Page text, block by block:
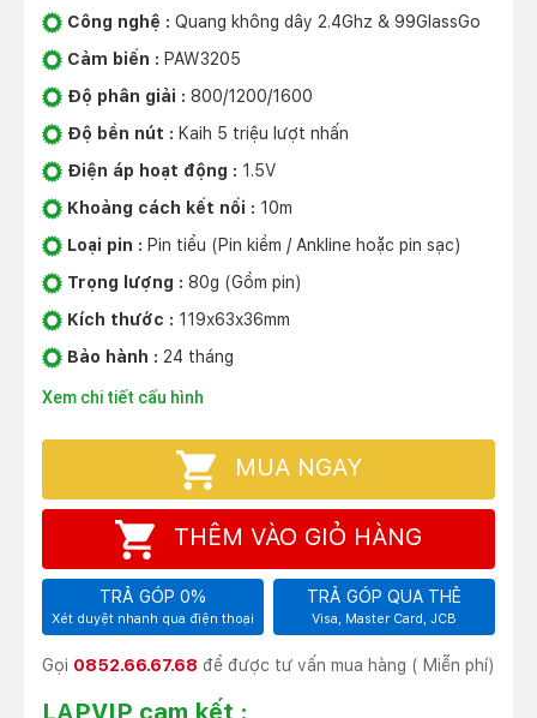
Công nghệ : Quang không dây 2.4Ghz & 99GlassGo
Cảm biến : PAW3205
Độ phân giải : 800/1200/1600
Độ bền nút : Kaih 5 triệu lượt nhấn
Điện áp hoạt động : 1.5V
Khoảng cách kết nối : 10m
Loại pin : Pin tiểu (Pin kiềm / Ankline hoặc pin sạc)
Trọng lượng : 80g (Gồm pin)
Kích thước : 119x63x36mm
Bảo hành : 24 tháng
Xem chi tiết cấu hình
MUA NGAY
THÊM VÀO GIỎ HÀNG
TRẢ GÓP 0%
Xét duyệt nhanh qua điện thoại
TRẢ GÓP QUA THẺ
Visa, Master Card, JCB
Gọi 0852.66.67.68 để được tư vấn mua hàng ( Miễn phí)
LAPVIP cam kết :